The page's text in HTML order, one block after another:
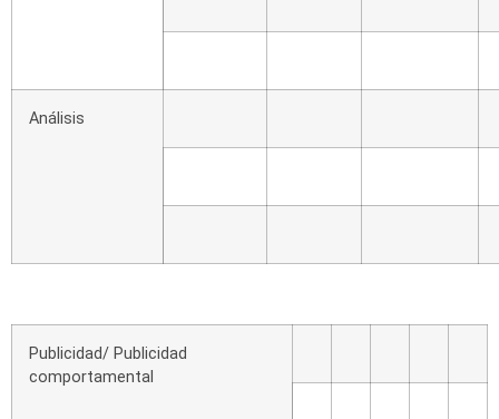
Análisis
Publicidad/ Publicidad
comportamental